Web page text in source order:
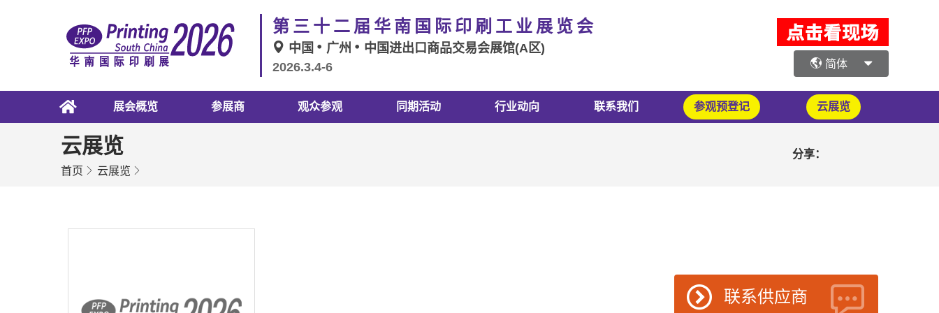
第三十二届华南国际印刷工业展览会
中国 广州
中国进出口商品交易会展馆(A区)
2026.3.4-6
简体
展会概览 参展商 观众参观 同期活动 行业动向 联系我们 参观预登记 云展览
云展览
首页 云展览
分享：
联系供应商